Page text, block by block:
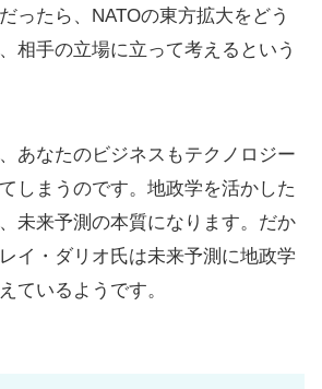
ったら、NATOの東方拡大をどう
相手の立場に立って考えるという
あなたのビジネスもテクノロジー
しまうのです。地政学を活かした
未来予測の本質になります。だか
イ・ダリオ氏は未来予測に地政学
ているようです。